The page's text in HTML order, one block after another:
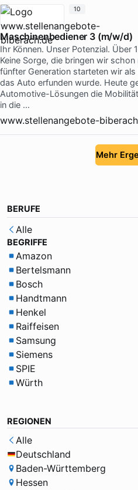
Maschinenbediener 3 (m/w/d)
Ihr Können. Unser Potenzial. Über
Keine Sorge, die bringen wir
fünfter Generation starteten wir
das Auto erfunden wurde. Heute
Automotive-Lösungen die
in die …
www.stellenangebote-
10
Mehr
BERUFE
Alle
BEGRIFFE
Amazon
Bertelsmann
Bosch
Handtmann
Henkel
Raiffeisen
Samsung
Siemens
SPIE
Würth
REGIONEN
Alle
Deutschland
Baden-Württemberg
Hessen